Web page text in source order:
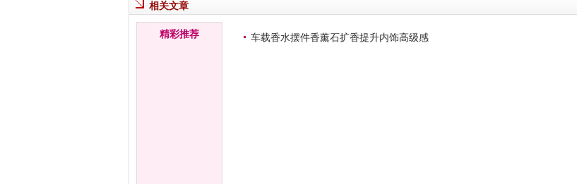
相关文章
精彩推荐 车载香水摆件香薰石扩香提升内饰高级感